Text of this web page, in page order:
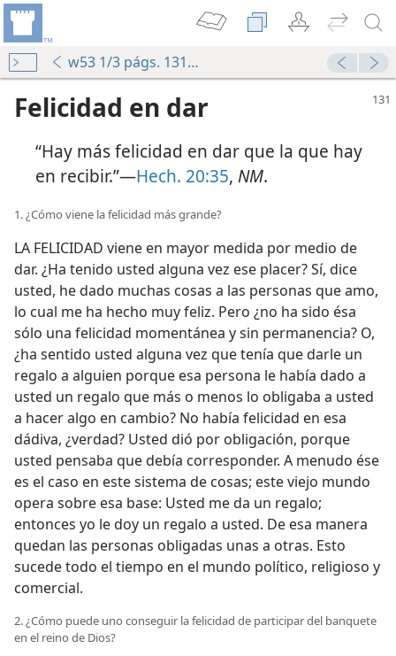
w53 1/3 págs. 131-136
Felicidad en dar
“Hay más felicidad en dar que la que hay
en recibir.”—Hech. 20:35, NM.
1. ¿Cómo viene la felicidad más grande?
LA FELICIDAD viene en mayor medida por medio de
dar. ¿Ha tenido usted alguna vez ese placer? Sí, dice
usted, he dado muchas cosas a las personas que amo,
lo cual me ha hecho muy feliz. Pero ¿no ha sido ésa
sólo una felicidad momentánea y sin permanencia? O,
¿ha sentido usted alguna vez que tenía que darle un
regalo a alguien porque esa persona le había dado a
usted un regalo que más o menos lo obligaba a usted
a hacer algo en cambio? No había felicidad en esa
dádiva, ¿verdad? Usted dió por obligación, porque
usted pensaba que debía corresponder. A menudo ése
es el caso en este sistema de cosas; este viejo mundo
opera sobre esa base: Usted me da un regalo;
entonces yo le doy un regalo a usted. De esa manera
quedan las personas obligadas unas a otras. Esto
sucede todo el tiempo en el mundo político, religioso y
comercial.
2. ¿Cómo puede uno conseguir la felicidad de participar del banquete
en el reino de Dios?